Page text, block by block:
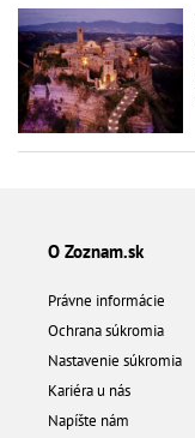
O Zoznam.sk
Právne informácie
Ochrana súkromia
Nastavenie súkromia
Kariéra u nás
Napíšte nám